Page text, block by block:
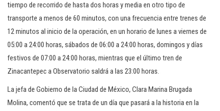
tiempo de recorrido de hasta dos horas y media en otro tipo de
transporte a menos de 60 minutos, con una frecuencia entre trenes de
12 minutos al inicio de la operación, en un horario de lunes a viernes de
05:00 a 24:00 horas, sábados de 06:00 a 24:00 horas, domingos y días
festivos de 07:00 a 24:00 horas, mientras que el último tren de
Zinacantepec a Observatorio saldrá a las 23:00 horas.
La jefa de Gobierno de la Ciudad de México, Clara Marina Brugada
Molina, comentó que se trata de un día que pasará a la historia en la